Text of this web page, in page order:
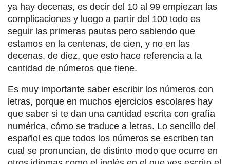
ya hay decenas, es decir del 10 al 99 empiezan las
complicaciones y luego a partir del 100 todo es
seguir las primeras pautas pero sabiendo que
estamos en la centenas, de cien, y no en las
decenas, de diez, que esto hace referencia a la
cantidad de números que tiene.
Es muy importante saber escribir los números con
letras, porque en muchos ejercicios escolares hay
que saber si te dan una cantidad escrita con grafía
numérica, cómo se traduce a letras. Lo sencillo del
español es que todos los números se escriben tan
cual se pronuncian, de distinto modo que ocurre en